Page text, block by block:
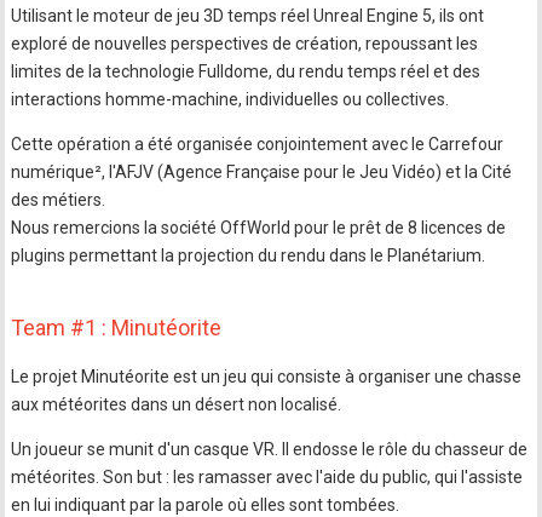
Utilisant le moteur de jeu 3D temps réel Unreal Engine 5, ils ont
exploré de nouvelles perspectives de création, repoussant les
limites de la technologie Fulldome, du rendu temps réel et des
interactions homme-machine, individuelles ou collectives.
Cette opération a été organisée conjointement avec le Carrefour
numérique², l'AFJV (Agence Française pour le Jeu Vidéo) et la Cité
des métiers.
Nous remercions la société OffWorld pour le prêt de 8 licences de
plugins permettant la projection du rendu dans le Planétarium.
Team #1 : Minutéorite
Le projet Minutéorite est un jeu qui consiste à organiser une chasse
aux météorites dans un désert non localisé.
Un joueur se munit d'un casque VR. Il endosse le rôle du chasseur de
météorites. Son but : les ramasser avec l'aide du public, qui l'assiste
en lui indiquant par la parole où elles sont tombées.